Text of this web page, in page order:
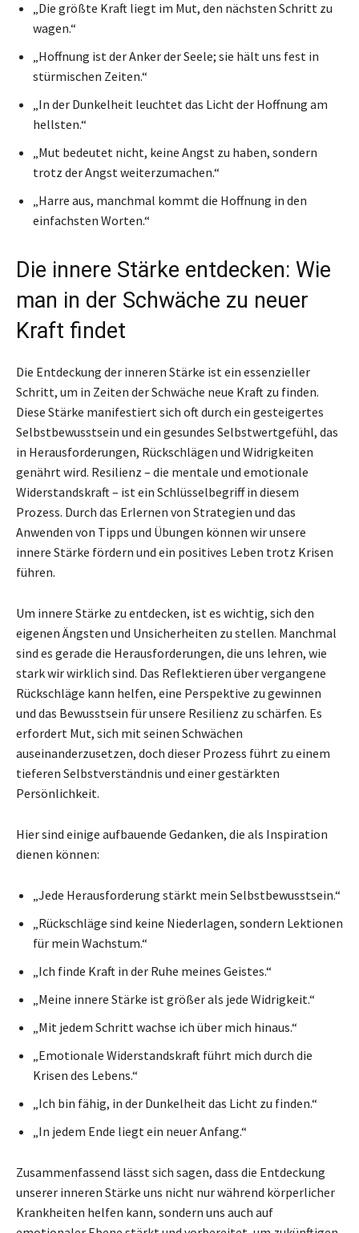
„Die größte Kraft liegt im Mut, den nächsten Schritt zu
wagen.“
„Hoffnung ist der Anker der Seele; sie hält uns fest in
stürmischen Zeiten.“
„In der Dunkelheit leuchtet das Licht der Hoffnung am
hellsten.“
„Mut bedeutet nicht, keine Angst zu haben, sondern
trotz der Angst weiterzumachen.“
„Harre aus, manchmal kommt die Hoffnung in den
einfachsten Worten.“
Die innere Stärke entdecken: Wie
man in der Schwäche zu neuer
Kraft findet
Die Entdeckung der inneren Stärke ist ein essenzieller
Schritt, um in Zeiten der Schwäche neue Kraft zu finden.
Diese Stärke manifestiert sich oft durch ein gesteigertes
Selbstbewusstsein und ein gesundes Selbstwertgefühl, das
in Herausforderungen, Rückschlägen und Widrigkeiten
genährt wird. Resilienz – die mentale und emotionale
Widerstandskraft – ist ein Schlüsselbegriff in diesem
Prozess. Durch das Erlernen von Strategien und das
Anwenden von Tipps und Übungen können wir unsere
innere Stärke fördern und ein positives Leben trotz Krisen
führen.
Um innere Stärke zu entdecken, ist es wichtig, sich den
eigenen Ängsten und Unsicherheiten zu stellen. Manchmal
sind es gerade die Herausforderungen, die uns lehren, wie
stark wir wirklich sind. Das Reflektieren über vergangene
Rückschläge kann helfen, eine Perspektive zu gewinnen
und das Bewusstsein für unsere Resilienz zu schärfen. Es
erfordert Mut, sich mit seinen Schwächen
auseinanderzusetzen, doch dieser Prozess führt zu einem
tieferen Selbstverständnis und einer gestärkten
Persönlichkeit.
Hier sind einige aufbauende Gedanken, die als Inspiration
dienen können:
„Jede Herausforderung stärkt mein Selbstbewusstsein.“
„Rückschläge sind keine Niederlagen, sondern Lektionen
für mein Wachstum.“
„Ich finde Kraft in der Ruhe meines Geistes.“
„Meine innere Stärke ist größer als jede Widrigkeit.“
„Mit jedem Schritt wachse ich über mich hinaus.“
„Emotionale Widerstandskraft führt mich durch die
Krisen des Lebens.“
„Ich bin fähig, in der Dunkelheit das Licht zu finden.“
„In jedem Ende liegt ein neuer Anfang.“
Zusammenfassend lässt sich sagen, dass die Entdeckung
unserer inneren Stärke uns nicht nur während körperlicher
Krankheiten helfen kann, sondern uns auch auf